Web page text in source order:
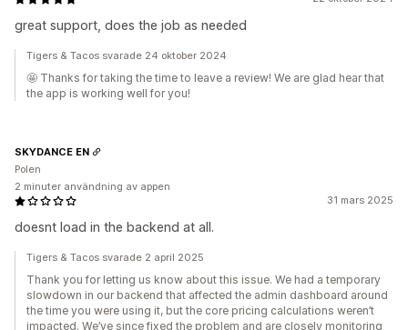
great support, does the job as needed
Tigers & Tacos svarade 24 oktober 2024
🤩 Thanks for taking the time to leave a review! We are glad hear that
the app is working well for you!
31 mars 2025
doesnt load in the backend at all.
SKYDANCE EN
Polen
2 minuter användning av appen
Tigers & Tacos svarade 2 april 2025
Thank you for letting us know about this issue. We had a temporary
slowdown in our backend that affected the admin dashboard around
the time you were using it, but the core pricing calculations weren’t
impacted. We’ve since fixed the problem and are closely monitoring